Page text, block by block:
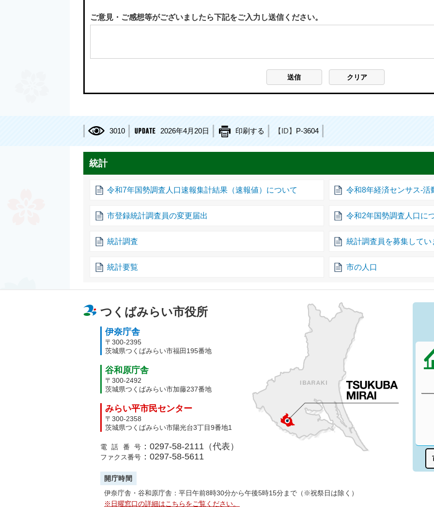
ご意見・ご感想等がございましたら下記をご入力し送信ください。
3010 2026年4月20日 印刷する 【ID】 P-3604
統計
令和7年国勢調査人口速報集計結果（速報値）について 令和8年経済センサス-活
市登録統計調査員の変更届出 令和2年国勢調査人口に
統計調査 統計調査員を募集してい
統計要覧 市の人口
つくばみらい市役所
伊奈庁舎
〒300-2395
茨城県つくばみらい市福田195番地
谷和原庁舎
〒300-2492
茨城県つくばみらい市加藤237番地
みらい平市民センター
〒300-2358
茨城県つくばみらい市陽光台3丁目9番地1
電話番号 ：0297-58-2111（代表）
ファクス番号 ：0297-58-5611
開庁時間
伊奈庁舎・谷和原庁舎：平日午前8時30分から午後5時15分まで（※祝祭日は除く）
※日曜窓口の詳細はこちらをご覧ください。